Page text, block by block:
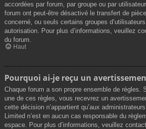
accordées par forum, par groupe ou par
forum ont peut-être désactivé le transfert de
concerné, ou seuls certains groupes
autorisation. Pour plus d’informations, veuillez
du forum.
Haut
Pourquoi ai-je reçu un
Chaque forum a son propre ensemble de règles.
une de ces règles, vous recevrez un
cette décision n’appartient qu’aux
Limited n’est en aucun cas responsable du
espace. Pour plus d’informations, veuillez